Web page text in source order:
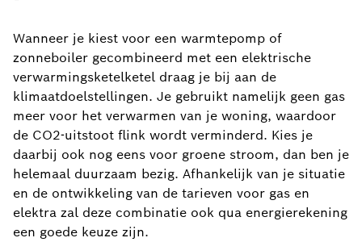
Wanneer je kiest voor een warmtepomp of
zonneboiler gecombineerd met een elektrische
verwarmingsketelketel draag je bij aan de
klimaatdoelstellingen. Je gebruikt namelijk geen gas
meer voor het verwarmen van je woning, waardoor
de CO2-uitstoot flink wordt verminderd. Kies je
daarbij ook nog eens voor groene stroom, dan ben je
helemaal duurzaam bezig. Afhankelijk van je situatie
en de ontwikkeling van de tarieven voor gas en
elektra zal deze combinatie ook qua energierekening
een goede keuze zijn.